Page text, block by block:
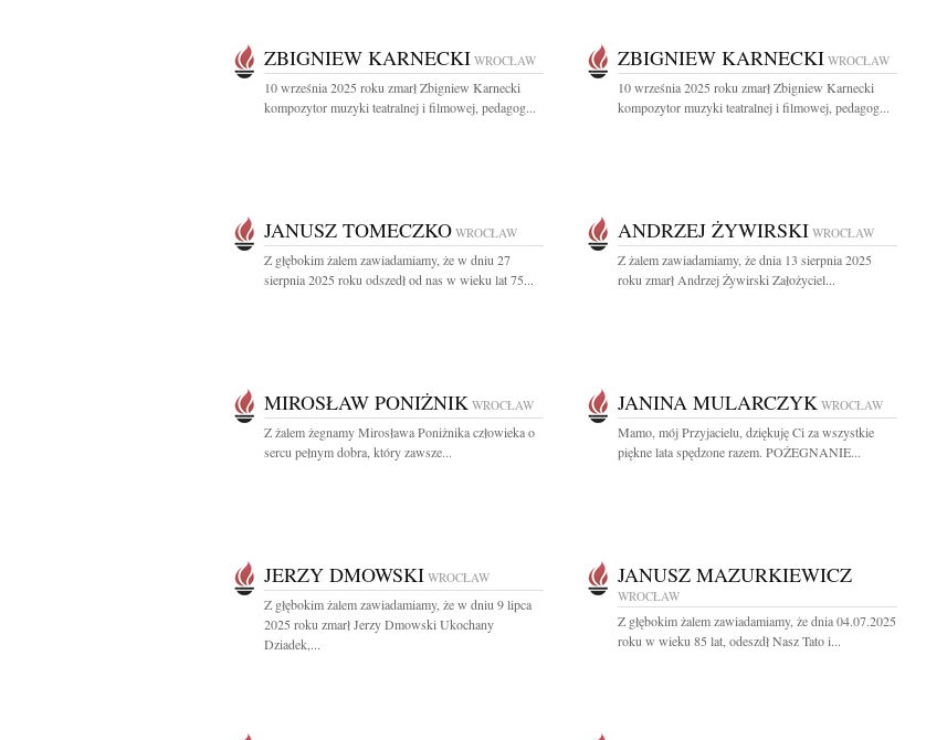
ZBIGNIEW KARNECKI WROCŁAW
10 września 2025 roku zmarł Zbigniew Karnecki
kompozytor muzyki teatralnej i filmowej, pedagog...
ZBIGNIEW KARNECKI WROCŁAW
10 września 2025 roku zmarł Zbigniew Karnecki
kompozytor muzyki teatralnej i filmowej, pedagog...
JANUSZ TOMECZKO WROCŁAW
Z głębokim żalem zawiadamiamy, że w dniu 27
sierpnia 2025 roku odszedł od nas w wieku lat 75...
ANDRZEJ ŻYWIRSKI WROCŁAW
Z żalem zawiadamiamy, że dnia 13 sierpnia 2025
roku zmarł Andrzej Żywirski Założyciel...
MIROSŁAW PONIŻNIK WROCŁAW
Z żalem żegnamy Mirosława Poniżnika człowieka o
sercu pełnym dobra, który zawsze...
JANINA MULARCZYK WROCŁAW
Mamo, mój Przyjacielu, dziękuję Ci za wszystkie
piękne lata spędzone razem. POŻEGNANIE...
JERZY DMOWSKI WROCŁAW
Z głębokim żalem zawiadamiamy, że w dniu 9 lipca
2025 roku zmarł Jerzy Dmowski Ukochany
Dziadek,...
JANUSZ MAZURKIEWICZ
WROCŁAW
Z głębokim żalem zawiadamiamy, że dnia 04.07.2025
roku w wieku 85 lat, odeszdł Nasz Tato i...